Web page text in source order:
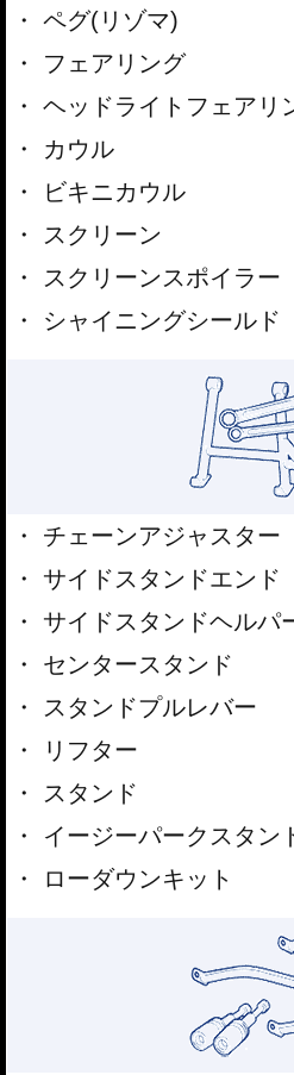
ペグ(リゾマ)
フェアリング
ヘッドライトフェアリ
カウル
ビキニカウル
スクリーン
スクリーンスポイラー
シャイニングシールド
チェーンアジャスター
サイドスタンドエンド
サイドスタンドヘルパ
センタースタンド
スタンドプルレバー
リフター
スタンド
イージーパークスタン
ローダウンキット